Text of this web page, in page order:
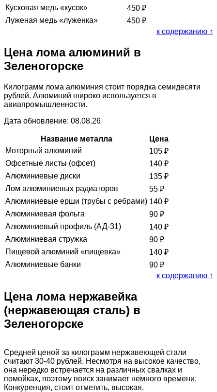
Кусковая медь «кусок»
450 ₽
Луженая медь «луженка»
450 ₽
к содержанию ↑
Цена лома алюминий в
Зеленогорске
Килограмм лома алюминия стоит порядка семидесяти
рублей. Алюминий широко используется в
авиапромышленности.
Дата обновление: 08.08.26
Название металла
Цена
Моторный алюминий
105 ₽
Офсетные листы (офсет)
140 ₽
Алюминиевые диски
135 ₽
Лом алюминиевых радиаторов
55 ₽
Алюминиевые ерши (трубы с ребрами) 140 ₽
Алюминиевая фольга
90 ₽
Алюминиевый профиль (АД-31)
140 ₽
Алюминиевая стружка
90 ₽
Пищевой алюминий «пищевка»
140 ₽
Алюминиевые банки
90 ₽
к содержанию ↑
Цена лома нержавейка
(нержавеющая сталь) в
Зеленогорске
Средней ценой за килограмм нержавеющей стали
считают 30-40 рублей. Несмотря на высокое качество,
она нередко встречается на различных свалках и
помойках, поэтому поиск занимает немного времени.
Конкуренция, стоит отметить, высокая.